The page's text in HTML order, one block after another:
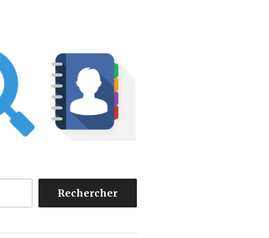
Rechercher